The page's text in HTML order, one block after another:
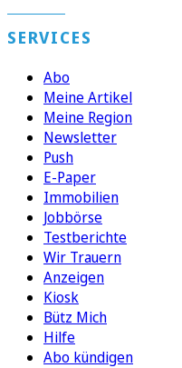
SERVICES
Abo
Meine Artikel
Meine Region
Newsletter
Push
E-Paper
Immobilien
Jobbörse
Testberichte
Wir Trauern
Anzeigen
Kiosk
Bütz Mich
Hilfe
Abo kündigen